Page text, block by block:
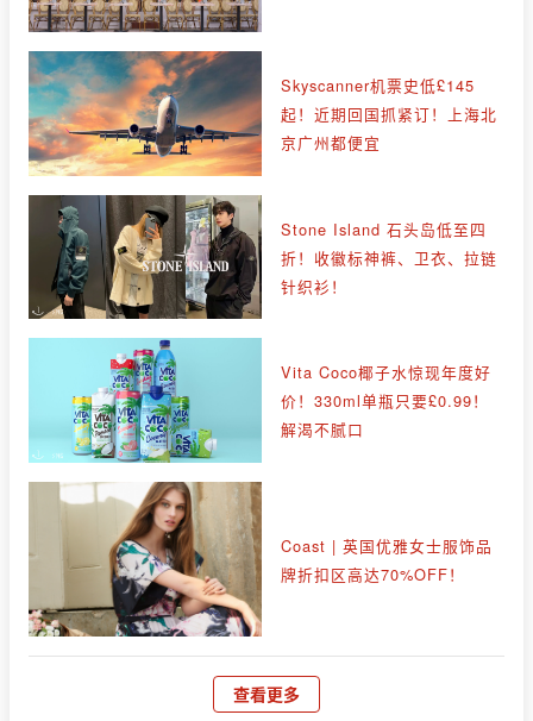
Skyscanner机票史低£145
起！近期回国抓紧订！上海北
京广州都便宜
Stone Island 石头岛低至四
折！收徽标神裤、卫衣、拉链
针织衫！
Vita Coco椰子水惊现年度好
价！330ml单瓶只要£0.99！
解渴不腻口
Coast | 英国优雅女士服饰品
牌折扣区高达70%OFF！
查看更多